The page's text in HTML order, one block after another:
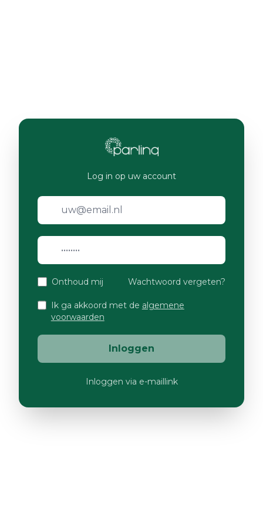
Log in op uw account
Onthoud mij Wachtwoord vergeten?
Ik ga akkoord met de algemene
voorwaarden
Inloggen
Inloggen via e-maillink